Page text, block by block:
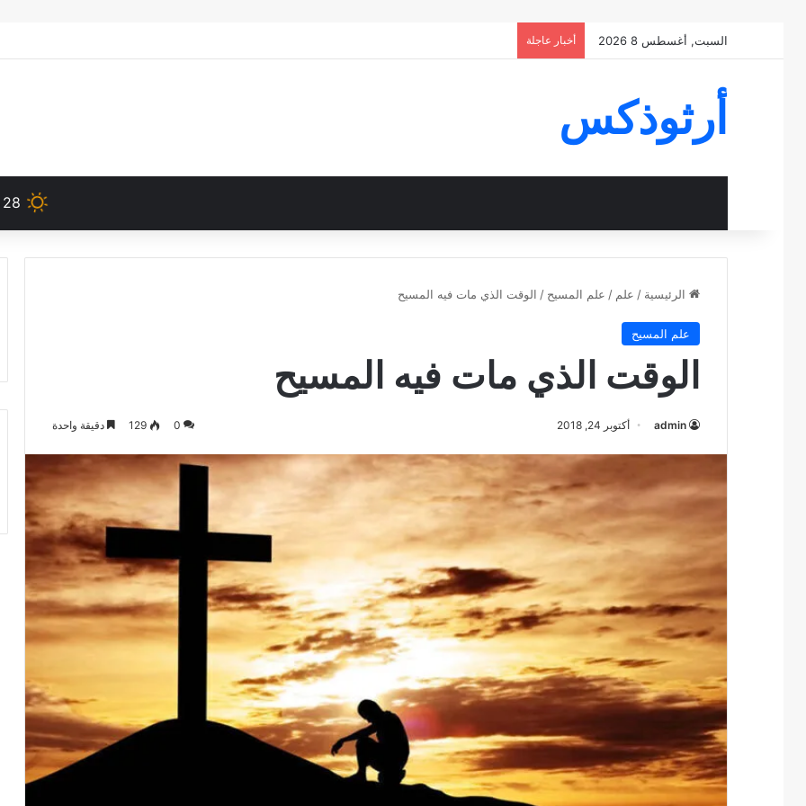
السبت, أغسطس 8 2026 أخبار عاجلة
أرثوذكس
28
الرئيسية / علم / علم المسيح / الوقت الذي مات فيه المسيح
علم المسيح
الوقت الذي مات فيه المسيح
admin أكتوبر 24, 2018 0
129 دقيقة واحدة